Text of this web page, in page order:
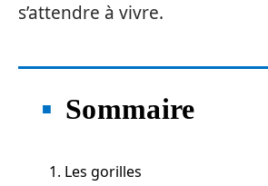
s’attendre à vivre.
Sommaire
1. Les gorilles